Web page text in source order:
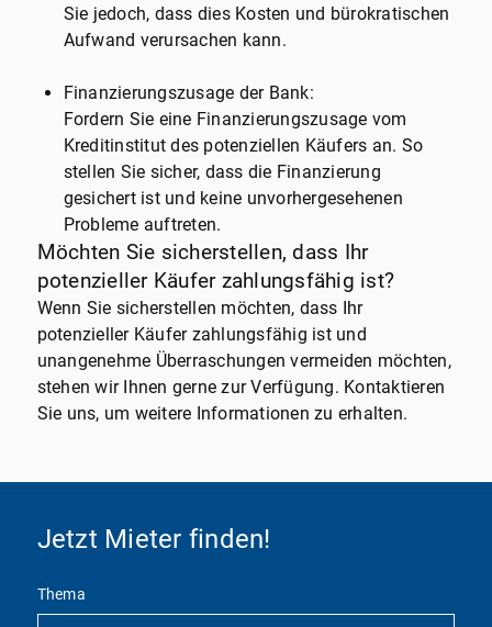
Sie jedoch, dass dies Kosten und bürokratischen
Aufwand verursachen kann.
Finanzierungszusage der Bank:
Fordern Sie eine Finanzierungszusage vom
Kreditinstitut des potenziellen Käufers an. So
stellen Sie sicher, dass die Finanzierung
gesichert ist und keine unvorhergesehenen
Probleme auftreten.
Möchten Sie sicherstellen, dass Ihr
potenzieller Käufer zahlungsfähig ist?
Wenn Sie sicherstellen möchten, dass Ihr
potenzieller Käufer zahlungsfähig ist und
unangenehme Überraschungen vermeiden möchten,
stehen wir Ihnen gerne zur Verfügung. Kontaktieren
Sie uns, um weitere Informationen zu erhalten.
Jetzt Mieter finden!
Thema